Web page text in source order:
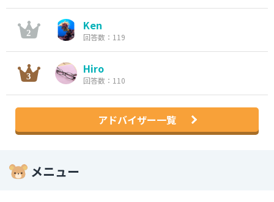
Ken
回答数：119
Hiro
回答数：110
アドバイザー一覧
メニュー